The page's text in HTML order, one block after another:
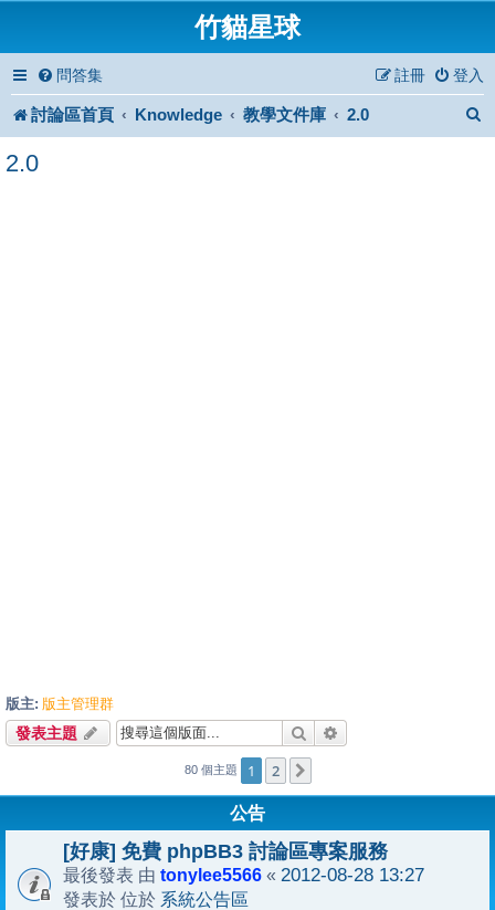
竹貓星球
問答集 登入
註冊
討論區首頁 Knowledge 教學文件庫 2.0
2.0
版主: 版主管理群
發表主題 搜尋
80 個主題 1 2
公告
[好康] 免費 phpBB3 討論區專案服務
最後發表 由 tonylee5566 « 2012-08-28 13:27
發表於 位於 系統公告區